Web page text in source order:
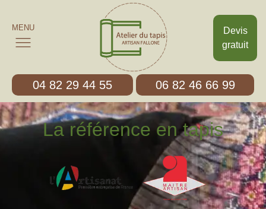
Devis
gratuit
MENU
04 82 29 44 55 06 82 46 66 99
La référence en tapis